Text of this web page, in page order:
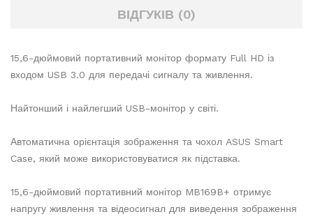
ВІДГУКІВ (0)
15,6-дюймовий портативний монітор формату Full HD із
входом USB 3.0 для передачі сигналу та живлення.
Найтонший і найлегший USB-монітор у світі.
Автоматична орієнтація зображення та чохол ASUS Smart
Case, який може використовуватися як підставка.
15,6-дюймовий портативний монітор MB169B+ отримує
напругу живлення та відеосигнал для виведення зображення